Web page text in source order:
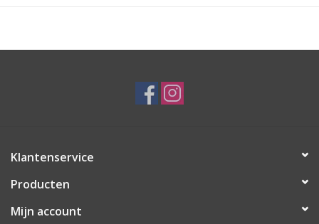
Klantenservice
Producten
Mijn account